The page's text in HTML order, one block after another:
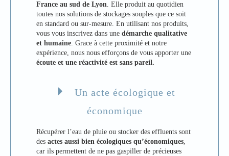
France au sud de Lyon . Elle produit au quotidien
toutes nos solutions de stockages souples que ce soit
en standard ou sur-mesure. En utilisant nos produits,
vous vous inscrivez dans une démarche qualitative
et humaine . Grace à cette proximité et notre
expérience, nous nous efforçons de vous apporter une
écoute et une réactivité est sans pareil.
Un acte écologique et
économique
Récupérer l’eau de pluie ou stocker des effluents sont
des actes aussi bien écologiques qu’économiques
car ils permettent de ne pas gaspiller de précieuses